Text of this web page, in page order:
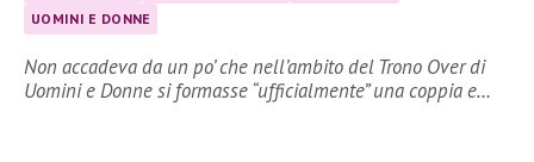
UOMINI E DONNE
Non accadeva da un po’ che nell’ambito del Trono Over di
Uomini e Donne si formasse “ufficialmente” una coppia e…